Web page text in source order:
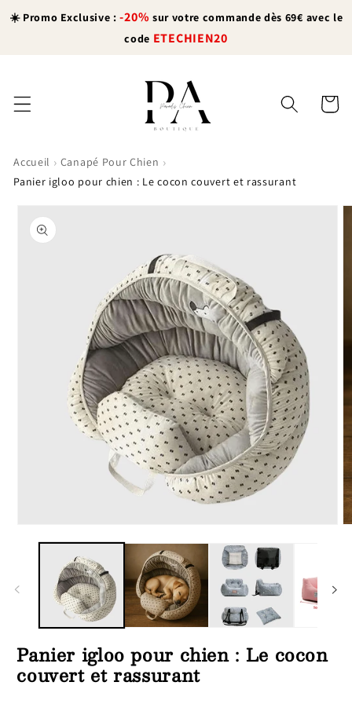
passer
☀️ Promo Exclusive :-20% sur votre commande dès 69€ avec le
code ETECHIEN20
Panier
Accueil › Canapé Pour Chien ›
Panier igloo pour chien : Le cocon couvert et rassurant
informations
produits
une
Panier igloo pour chien : Le cocon
couvert et rassurant